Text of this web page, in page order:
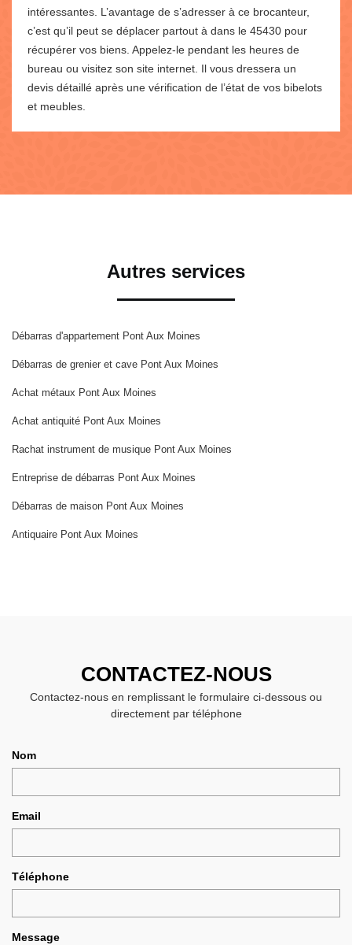
intéressantes. L’avantage de s’adresser à ce brocanteur,
c’est qu’il peut se déplacer partout à dans le 45430 pour
récupérer vos biens. Appelez-le pendant les heures de
bureau ou visitez son site internet. Il vous dressera un
devis détaillé après une vérification de l’état de vos bibelots
et meubles.
Autres services
Débarras d'appartement Pont Aux Moines
Débarras de grenier et cave Pont Aux Moines
Achat métaux Pont Aux Moines
Achat antiquité Pont Aux Moines
Rachat instrument de musique Pont Aux Moines
Entreprise de débarras Pont Aux Moines
Débarras de maison Pont Aux Moines
Antiquaire Pont Aux Moines
CONTACTEZ-NOUS
Contactez-nous en remplissant le formulaire ci-dessous ou
directement par téléphone
Nom
Email
Téléphone
Message